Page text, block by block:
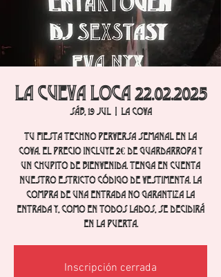
La cueva loca 22.02.2025
sáb, 19 jul
  |
La Cova
Tu fiesta techno perversa semanal en La
Cova. El precio incluye 2€ de guardarropa y
un chupito de bienvenida. Tenga en cuenta
nuestro estricto código de vestimenta. La
compra de una entrada no garantiza la
entrada y, como en todos lados, se decidirá
en la puerta.
Inscripción cerrada